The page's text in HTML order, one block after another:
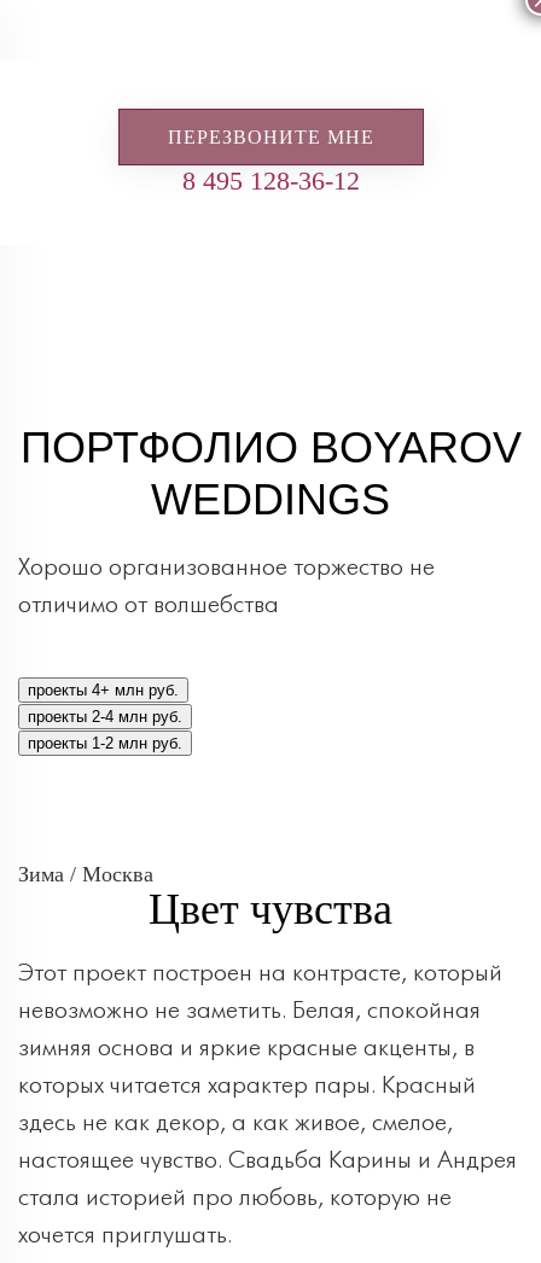
ПЕРЕЗВОНИТЕ МНЕ
8 495 128-36-12
ПОРТФОЛИО BOYAROV
WEDDINGS
Хорошо организованное торжество не
отличимо от волшебства
проекты 4+ млн руб.
проекты 2-4 млн руб.
проекты 1-2 млн руб.
Зима / Москва
Цвет чувства
Этот проект построен на контрасте, который
невозможно не заметить. Белая, спокойная
зимняя основа и яркие красные акценты, в
которых читается характер пары. Красный
здесь не как декор, а как живое, смелое,
настоящее чувство. Свадьба Карины и Андрея
стала историей про любовь, которую не
хочется приглушать.